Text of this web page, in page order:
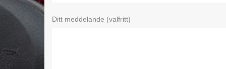
Ditt meddelande (valfritt)